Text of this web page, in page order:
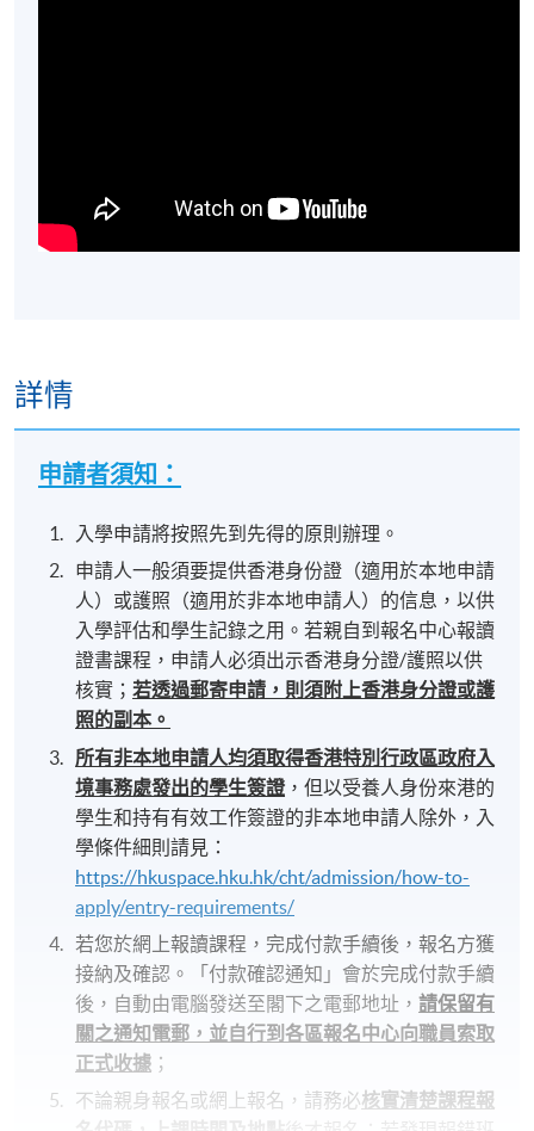
詳情
申請者須知：
入學申請將按照先到先得的原則辦理。
申請人一般須要提供香港身份證（適用於本地申請
人）或護照（適用於非本地申請人）的信息，以供
入學評估和學生記錄之用。若親自到報名中心報讀
證書課程，申請人必須出示香港身分證/護照以供
核實；若透過郵寄申請，則須附上香港身分證或護
照的副本。
所有非本地申請人均須取得香港特別行政區政府入
境事務處發出的學生簽證 ，但以受養人身份來港的
學生和持有有效工作簽證的非本地申請人除外，入
學條件細則請見：
https://hkuspace.hku.hk/cht/admission/how-to-
apply/entry-requirements/
若您於網上報讀課程，完成付款手續後，報名方獲
接納及確認。「付款確認通知」會於完成付款手續
後，自動由電腦發送至閣下之電郵地址，請保留有
關之通知電郵，並自行到各區報名中心向職員索取
正式收據 ；
不論親身報名或網上報名，請務必核實清楚課程報